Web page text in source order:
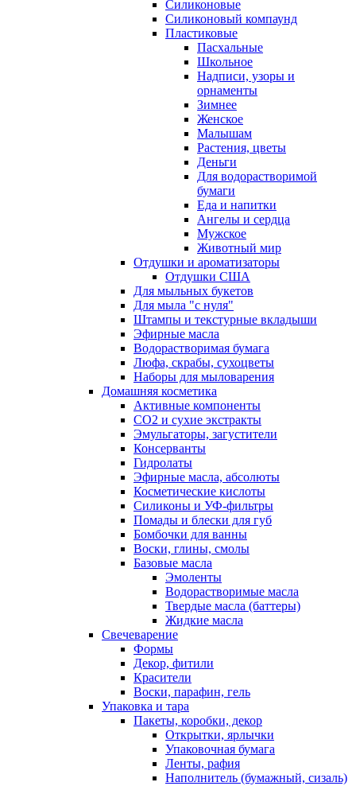
Силиконовые
Силиконовый компаунд
Пластиковые
Пасхальные
Школьное
Надписи, узоры и
орнаменты
Зимнее
Женское
Малышам
Растения, цветы
Деньги
Для водорастворимой
бумаги
Еда и напитки
Ангелы и сердца
Мужское
Животный мир
Отдушки и ароматизаторы
Отдушки США
Для мыльных букетов
Для мыла "с нуля"
Штампы и текстурные вкладыши
Эфирные масла
Водорастворимая бумага
Люфа, скрабы, сухоцветы
Наборы для мыловарения
Домашняя косметика
Активные компоненты
СО2 и сухие экстракты
Эмульгаторы, загустители
Консерванты
Гидролаты
Эфирные масла, абсолюты
Косметические кислоты
Силиконы и УФ-фильтры
Помады и блески для губ
Бомбочки для ванны
Воски, глины, смолы
Базовые масла
Эмоленты
Водорастворимые масла
Твердые масла (баттеры)
Жидкие масла
Свечеварение
Формы
Декор, фитили
Красители
Воски, парафин, гель
Упаковка и тара
Пакеты, коробки, декор
Открытки, ярлычки
Упаковочная бумага
Ленты, рафия
Наполнитель (бумажный, сизаль)